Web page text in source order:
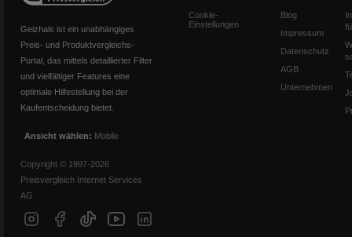
Geizhals ist ein unabhängiges
Preis- und Produktvergleichs-
Portal, das mittels detaillierter Filter
und vielfältiger Features eine
optimale Hilfestellung bei der
Kaufentscheidung bietet.
Ansicht wählen: Mobile
Copyright © 1997-2026
Preisvergleich Internet Services
AG
Cookie-
Einstellungen
Blog
Impressum
Datenschutz
AGB
Unternehmen